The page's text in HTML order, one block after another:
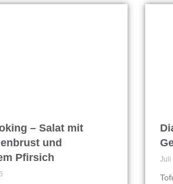
– Salat mit
und
Pfirsich
Juli